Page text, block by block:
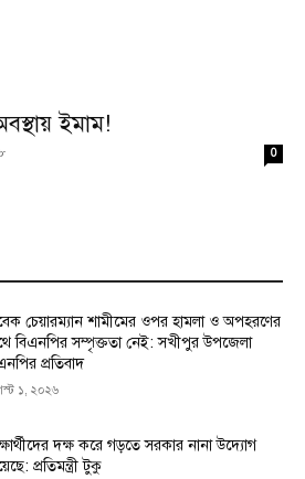
ইমাম!
0
চেয়ারম্যান শামীমের ওপর হামলা ও অপহরণের
বিএনপির সম্পৃক্ততা নেই: সখীপুর উপজেলা
প্রতিবাদ
১, ২০২৬
দক্ষ করে গড়তে সরকার নানা উদ্যোগ
প্রতিমন্ত্রী টুকু